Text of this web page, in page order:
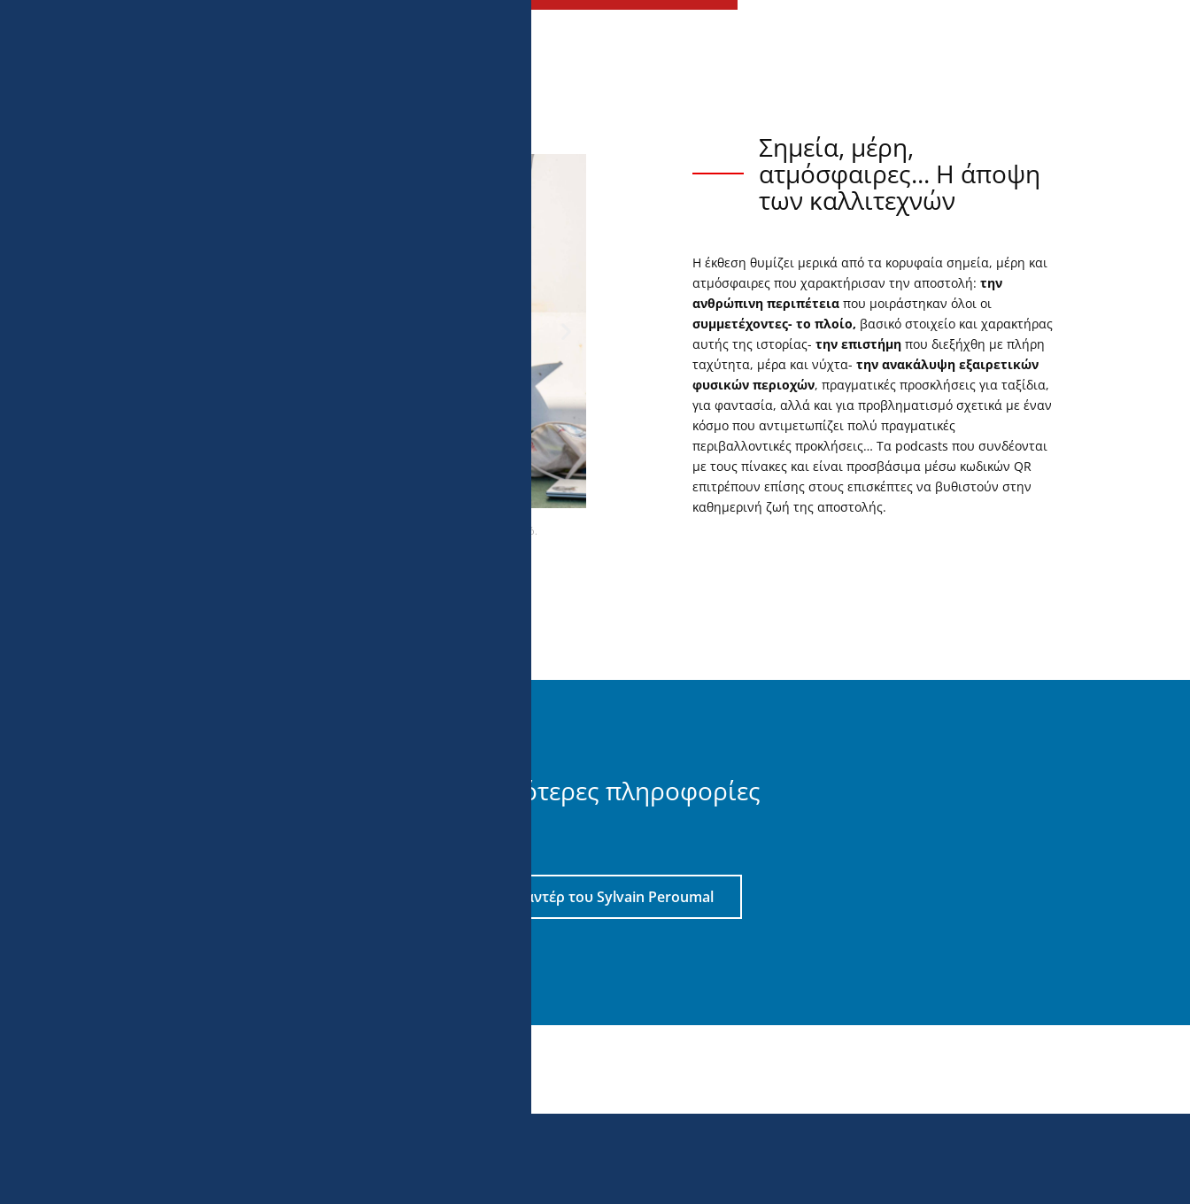
Στιγμιότυπα, ατμόσφαιρες, μέρη... Η άποψη των καλλιτεχνών για την αποστολή 2022 στον Ινδικό Ωκεανό.
Σημεία, μέρη,
ατμόσφαιρες... Η άποψη
των καλλιτεχνών
Η έκθεση θυμίζει μερικά από τα κορυφαία σημεία, μέρη και
ατμόσφαιρες που χαρακτήρισαν την αποστολή: την
ανθρώπινη περιπέτεια που μοιράστηκαν όλοι οι
συμμετέχοντες- το πλοίο, βασικό στοιχείο και χαρακτήρας
αυτής της ιστορίας- την επιστήμη που διεξήχθη με πλήρη
ταχύτητα, μέρα και νύχτα- την ανακάλυψη εξαιρετικών
φυσικών περιοχών, πραγματικές προσκλήσεις για ταξίδια,
για φαντασία, αλλά και για προβληματισμό σχετικά με έναν
κόσμο που αντιμετωπίζει πολύ πραγματικές
περιβαλλοντικές προκλήσεις… Τα podcasts που συνδέονται
με τους πίνακες και είναι προσβάσιμα μέσω κωδικών QR
επιτρέπουν επίσης στους επισκέπτες να βυθιστούν στην
καθημερινή ζωή της αποστολής.
Περισσότερες πληροφορίες
Δείτε το ντοκιμαντέρ του Sylvain Peroumal